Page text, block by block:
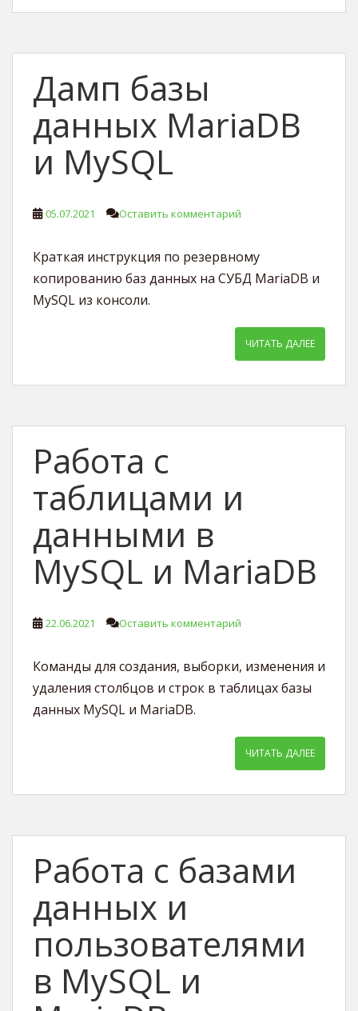
Дамп базы
данных MariaDB
и MySQL
05.07.2021 Оставить комментарий
Краткая инструкция по резервному
копированию баз данных на СУБД MariaDB и
MySQL из консоли.
ЧИТАТЬ ДАЛЕЕ
Работа с
таблицами и
данными в
MySQL и MariaDB
22.06.2021 Оставить комментарий
Команды для создания, выборки, изменения и
удаления столбцов и строк в таблицах базы
данных MySQL и MariaDB.
ЧИТАТЬ ДАЛЕЕ
Работа с базами
данных и
пользователями
в MySQL и